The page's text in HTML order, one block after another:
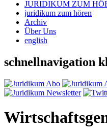
JURIDIKUM ZUM
juridikum zum hören
Archiv
Über Uns
english
schnellnavigation